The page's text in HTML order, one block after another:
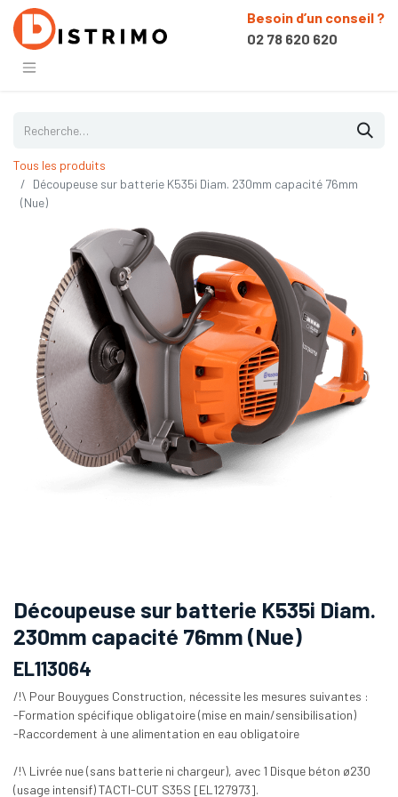
Besoin d’un conseil ?
02 78 620 620
Tous les produits
Découpeuse sur batterie K535i Diam. 230mm capacité 76mm
(Nue)
Découpeuse sur batterie K535i Diam.
230mm capacité 76mm (Nue)
EL113064
/!\ Pour Bouygues Construction, nécessite les mesures suivantes :
-Formation spécifique obligatoire (mise en main/sensibilisation)
-Raccordement à une alimentation en eau obligatoire
/!\ Livrée nue (sans batterie ni chargeur), avec 1 Disque béton ø230
(usage intensif) TACTI-CUT S35S [EL127973].